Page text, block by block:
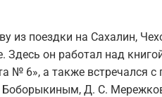
из поездки на Сахалин,
он работал над
№ 6», а также встречался с
Боборыкиным, Д. С.